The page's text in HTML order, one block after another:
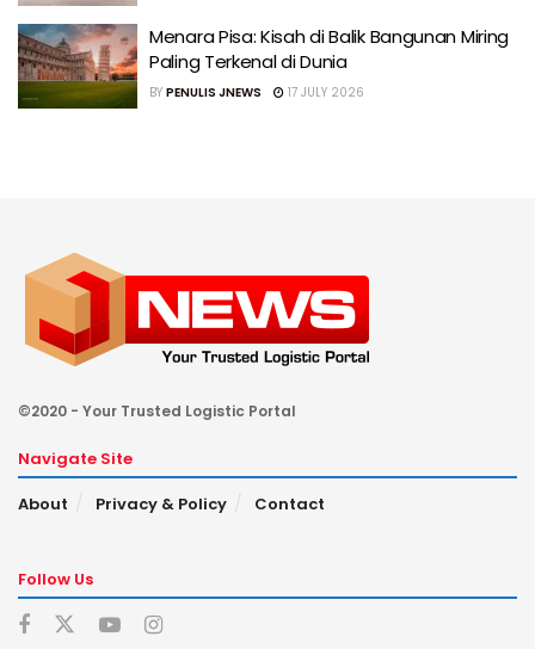
Menara Pisa: Kisah di Balik Bangunan Miring
Paling Terkenal di Dunia
BY PENULIS JNEWS 17 JULY 2026
©2020 - Your Trusted Logistic Portal
Navigate Site
About
Privacy & Policy Contact
Follow Us